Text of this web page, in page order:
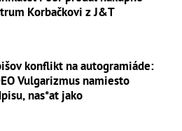
Korbačkovi z J&T
konflikt na autogramiáde:
Vulgarizmus namiesto
nas*at jako